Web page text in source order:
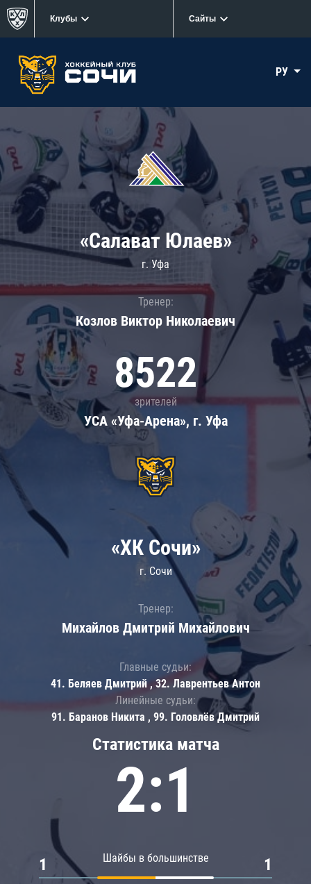
Клубы Сайты
РУ
«Салават Юлаев»
г. Уфа
Тренер:
Козлов Виктор Николаевич
8522
зрителей
УСА «Уфа-Арена», г. Уфа
Статистика матча
2:1
Шайбы в большинстве
1 1
«ХК Сочи»
г. Сочи
Тренер:
Михайлов Дмитрий Михайлович
Главные судьи:
41. Беляев Дмитрий , 32. Лаврентьев Антон
Линейные судьи:
91. Баранов Никита , 99. Головлёв Дмитрий